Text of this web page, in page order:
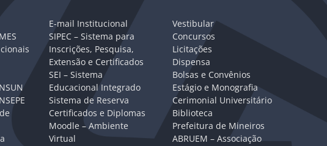
E-mail Institucional
SIPEC – Sistema para
Inscrições, Pesquisa,
Extensão e Certificados
SEI – Sistema
Educacional Integrado
Sistema de Reserva
Certificados e Diplomas
Moodle – Ambiente
Virtual
Vestibular
Concursos
Licitações
Dispensa
Bolsas e Convênios
Estágio e Monografia
Cerimonial Universitário
Biblioteca
Prefeitura de Mineiros
ABRUEM – Associação